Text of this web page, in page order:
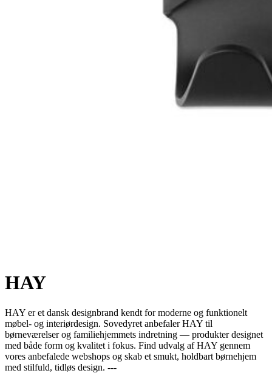
HAY
HAY er et dansk designbrand kendt for moderne og funktionelt
møbel- og interiørdesign. Sovedyret anbefaler HAY til
børneværelser og familiehjemmets indretning — produkter designet
med både form og kvalitet i fokus. Find udvalg af HAY gennem
vores anbefalede webshops og skab et smukt, holdbart børnehjem
med stilfuld, tidløs design. ---